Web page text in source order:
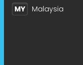
MY Malaysia